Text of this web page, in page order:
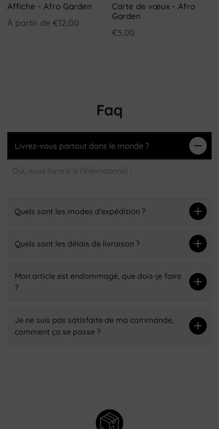
Affiche - Afro Garden
À partir de €12,00
Carte de vœux - Afro
Garden
€5,00
Faq
Livrez-vous partout dans le monde ?
Oui, nous livrons à l'international !
Quels sont les modes d'expédition ?
Quels sont les délais de livraison ?
Mon article est endommagé, que dois-je faire
?
Je ne suis pas satisfaite de ma commande,
comment ça se passe ?